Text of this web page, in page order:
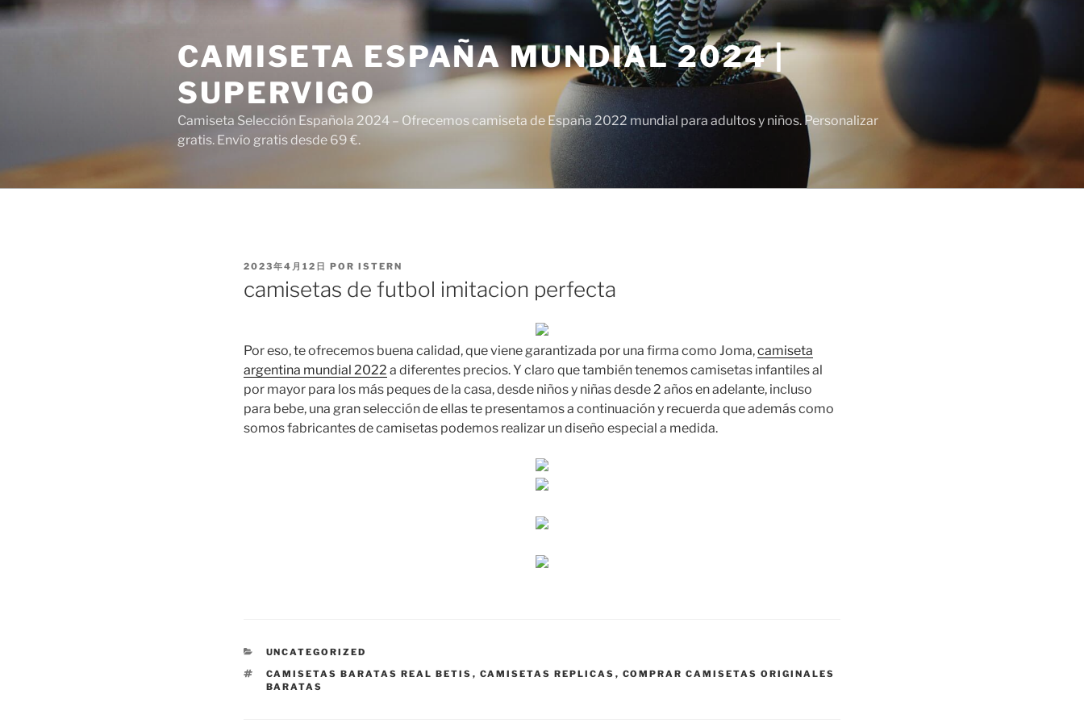
Saltar
al
CAMISETA ESPAÑA MUNDIAL 2024 |
SUPERVIGO
Camiseta Selección Española 2024 – Ofrecemos camiseta de España 2022 mundial para adultos y niños. Personalizar
gratis. Envío gratis desde 69 €.
PUBLICADO
2023年4月12日 POR ISTERN
camisetas de futbol imitacion perfecta
Por eso, te ofrecemos buena calidad, que viene garantizada por una firma como Joma,camiseta
argentina mundial 2022 a diferentes precios. Y claro que también tenemos camisetas infantiles al
por mayor para los más peques de la casa, desde niños y niñas desde 2 años en adelante, incluso
para bebe, una gran selección de ellas te presentamos a continuación y recuerda que además como
somos fabricantes de camisetas podemos realizar un diseño especial a medida.
CATEGORÍAS
UNCATEGORIZED
ETIQUETAS
CAMISETAS BARATAS REAL BETIS , CAMISETAS REPLICAS , COMPRAR CAMISETAS ORIGINALES
BARATAS